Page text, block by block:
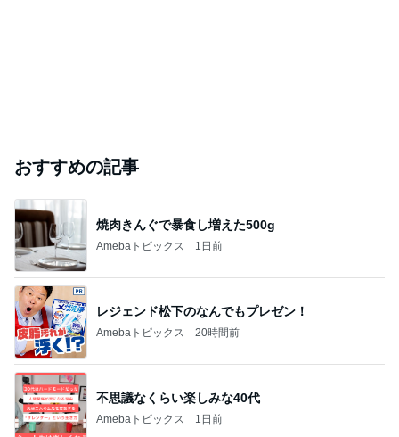
おすすめの記事
焼肉きんぐで暴食し増えた500g
Amebaトピックス 1日前
レジェンド松下のなんでもプレゼン！
Amebaトピックス 20時間前
不思議なくらい楽しみな40代
Amebaトピックス 1日前